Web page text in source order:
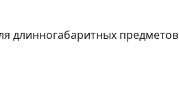
длинногабаритных предметов